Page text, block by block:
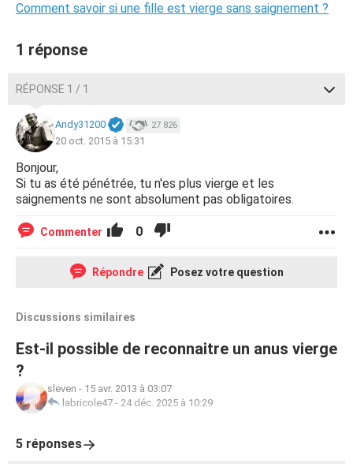
Comment savoir si une fille est vierge sans saignement ?
1 réponse
RÉPONSE 1 / 1
Andy31200 27 826
20 oct. 2015 à 15:31
Bonjour,
Si tu as été pénétrée, tu n'es plus vierge et les
saignements ne sont absolument pas obligatoires.
Commenter 0
Répondre Posez votre question
Discussions similaires
Est-il possible de reconnaitre un anus vierge
?
sleven - 15 avr. 2013 à 03:07
labricole47 - 24 déc. 2025 à 10:29
5 réponses